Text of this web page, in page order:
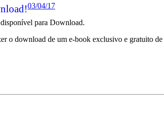
03/04/17
para Download.
o download de um e-book exclusivo e gratuito de